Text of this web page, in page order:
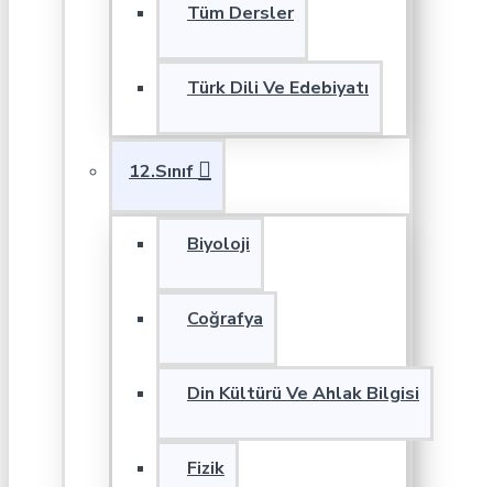
Tüm Dersler
Türk Dili Ve Edebiyatı
12.Sınıf
Biyoloji
Coğrafya
Din Kültürü Ve Ahlak Bilgisi
Fizik